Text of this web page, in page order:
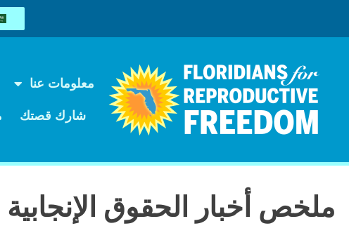
معلومات عنا
شارك قصتك
ملخص أخبار الحقوق الإنجابية